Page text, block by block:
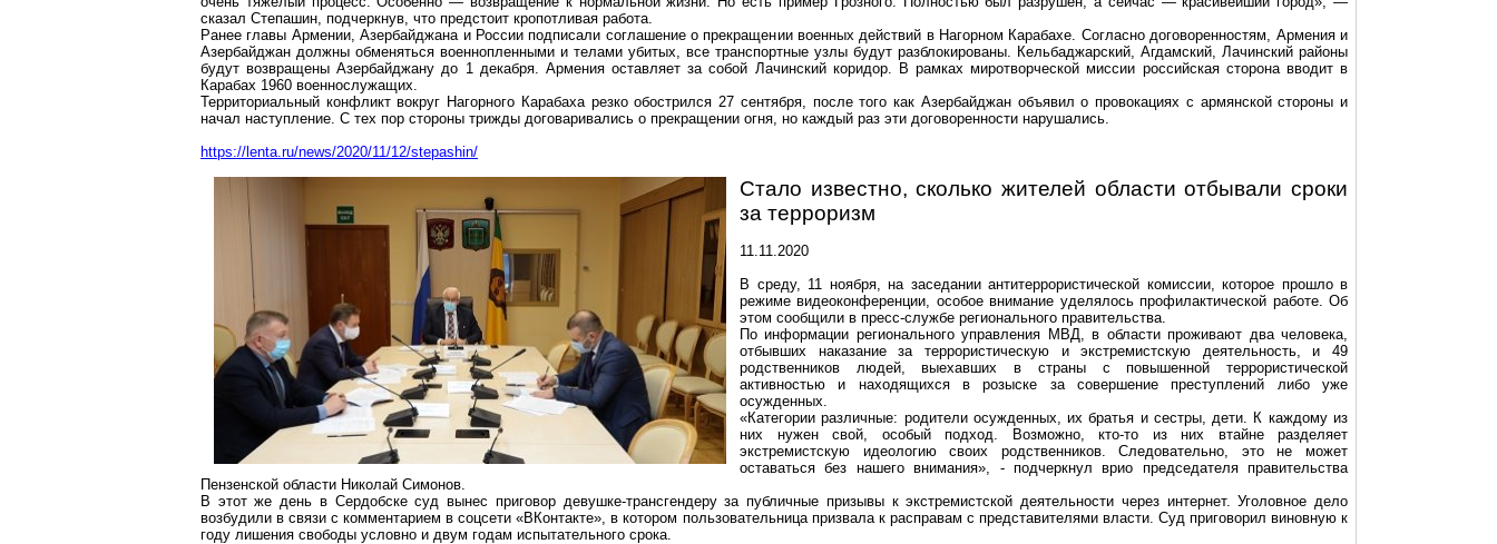
сказал Степашин, подчеркнув, что предстоит кропотливая работа.
Ранее главы Армении, Азербайджана и России подписали соглашение о прекращении военных действий в Нагорном Карабахе. Согласно договоренностям, Армения и
Азербайджан должны обменяться военнопленными и телами убитых, все транспортные узлы будут разблокированы. Кельбаджарский, Агдамский, Лачинский районы
будут возвращены Азербайджану до 1 декабря. Армения оставляет за собой Лачинскийкоридор. В рамках миротворческой миссии российская сторона вводит в
Карабах 1960 военнослужащих.
Территориальный конфликт вокруг Нагорного Карабаха резко обострился 27 сентября, после того как Азербайджан объявил о провокациях с армянской стороны и
начал наступление. С тех пор стороны трижды договаривались о прекращении огня, но каждый раз эти договоренности нарушались.
https://lenta.ru/news/2020/11/12/stepashin/
Стало известно, сколько жителей области отбывали сроки
за терроризм
11.11.2020
В среду, 11 ноября, на заседании антитеррористической комиссии, которое прошло в
режиме видеоконференции, особое внимание уделялось профилактической работе. Об
этом сообщили в пресс-службе регионального правительства.
По информации регионального управления МВД, в области проживают два человека,
отбывших наказание за террористическую и экстремистскую деятельность, и 49
родственников людей, выехавших в страны с повышенной террористической
активностью и находящихся в розыске за совершение преступлений либо уже
осужденных.
«Категории различные: родители осужденных, их братья и сестры, дети. К каждому из
них нужен свой, особый подход. Возможно, кто-то из них втайне разделяет
экстремистскую идеологию своих родственников. Следовательно, это не может
оставаться без нашего внимания», - подчеркнулврио председателя правительства
Пензенской области Николай Симонов.
В этот же день в Сердобске суд вынес приговор девушке-трансгендеруза публичные призывы к экстремистской деятельности через интернет. Уголовное дело
возбудили в связи с комментарием всоцсети «ВКонтакте», в котором пользовательницапризвала к расправам с представителями власти. Суд приговорил виновную к
году лишения свободы условно и двум годам испытательного срока.